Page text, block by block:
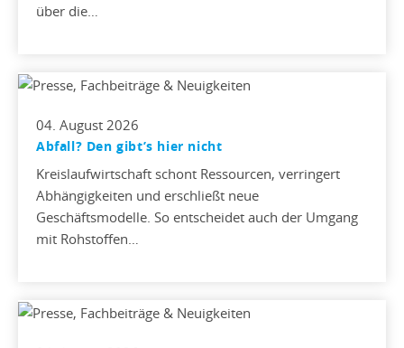
über die…
04. August 2026
Abfall? Den gibt’s hier nicht
Kreislaufwirtschaft schont Ressourcen, verringert
Abhängigkeiten und erschließt neue
Geschäftsmodelle. So entscheidet auch der Umgang
mit Rohstoffen…